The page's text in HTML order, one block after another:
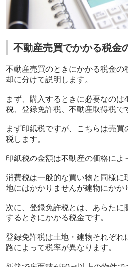
不動産売買でかかる税金
不動産売買のときにかかる税金の
却に分けて説明します。
まず、購入するときに必要なのは
税、登録免許税、不動産取得税で
まず印紙税ですが、こちらは売買
税します。
印紙税の金額は不動産の価格によ
消費税は一般的な買い物と同様に
地にはかかりませんが建物にかか
次に、登録免許税とは、あらたに
するときにかかる税金です。
登録免許税は土地・建物それぞれ
路によって税率が異なります。